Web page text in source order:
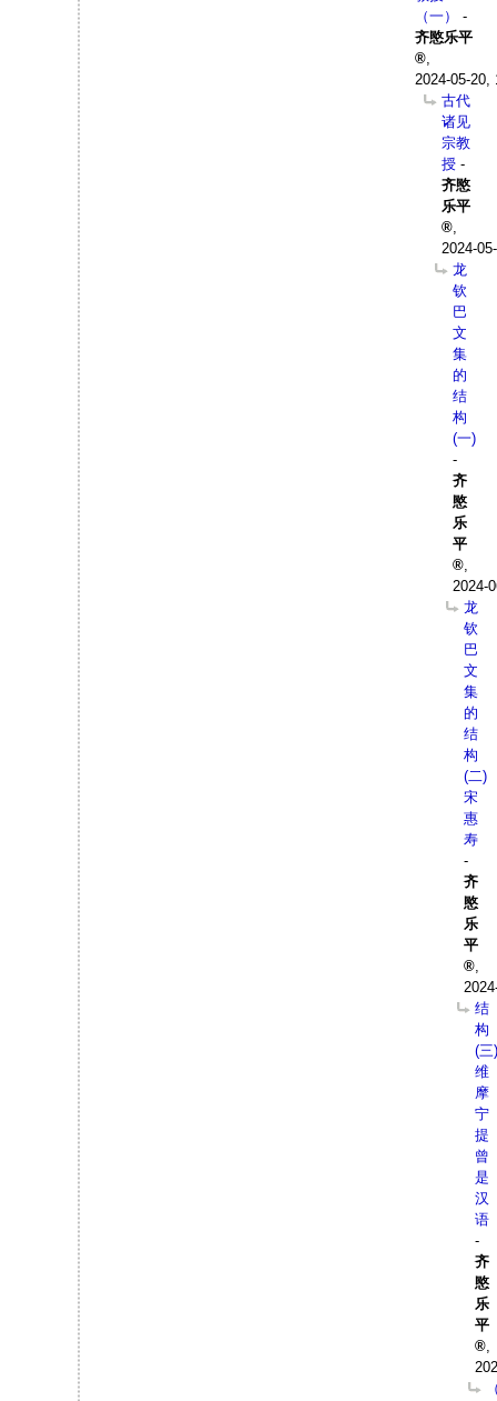
（一）
-
齐愍乐平
,
2024-05-20,
古代
诸见
宗教
授 -
齐愍
乐平
,
2024-
龙
钦
巴
文
集
的
结
构
(一)
-
齐
愍
乐
平
,
2024-
龙
钦
巴
文
集
的
结
构
(二)
宋
惠
寿
-
齐
愍
乐
平
,
结
构
(三)
维
摩
宁
提
曾
是
汉
语
-
齐
愍
乐
平
,